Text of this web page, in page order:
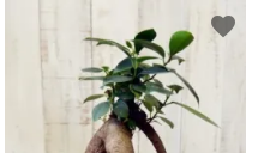
favorite